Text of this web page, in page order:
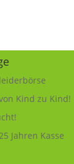
Kind zu Kind!
Jahren Kasse